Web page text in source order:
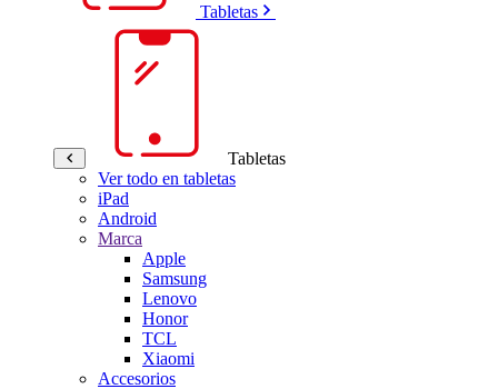
Tabletas
Tabletas
Ver todo en tabletas
iPad
Android
Marca
Apple
Samsung
Lenovo
Honor
TCL
Xiaomi
Accesorios